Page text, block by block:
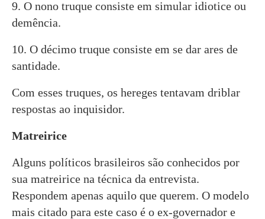
9. O nono truque consiste em simular idiotice ou
demência.
10. O décimo truque consiste em se dar ares de
santidade.
Com esses truques, os hereges tentavam driblar
respostas ao inquisidor.
Matreirice
Alguns políticos brasileiros são conhecidos por
sua matreirice na técnica da entrevista.
Respondem apenas aquilo que querem. O modelo
mais citado para este caso é o ex-governador e